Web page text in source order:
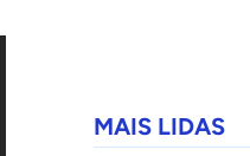
MAIS LIDAS